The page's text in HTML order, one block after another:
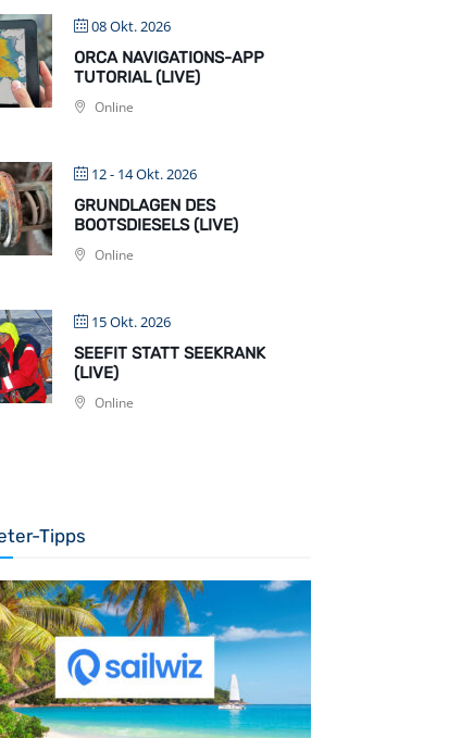
08 Okt. 2026
ORCA NAVIGATIONS-APP
TUTORIAL (LIVE)
Online
12 - 14 Okt. 2026
GRUNDLAGEN DES
BOOTSDIESELS (LIVE)
Online
15 Okt. 2026
SEEFIT STATT SEEKRANK
(LIVE)
Online
Tipps